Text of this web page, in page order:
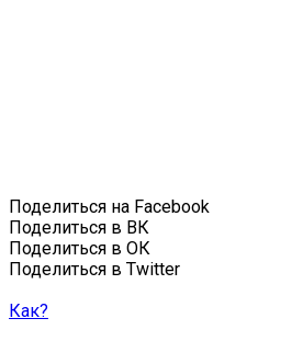
Поделиться на Facebook
Поделиться в ВК
Поделиться в ОК
Поделиться в Twitter
Как?